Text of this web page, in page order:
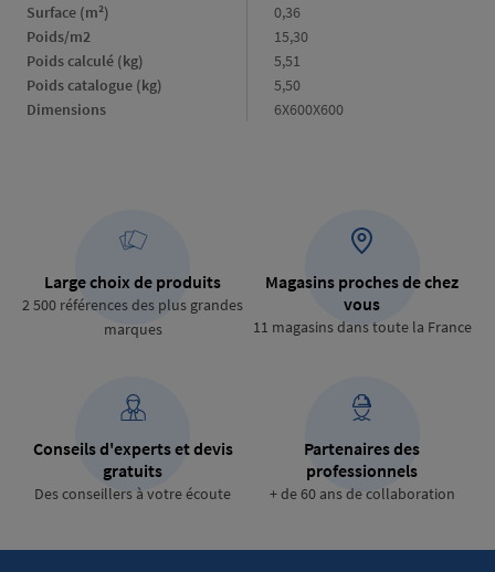
Surface (m²)
Surface
(m²)
0,36
Poids/m2
Poids/m2
15,30
Poids calculé (kg)
Poids
calculé
(kg)
5,51
Poids catalogue (kg)
Poids
catalogue
(kg)
5,50
Dimensions
Dimensions
6X600X600
Large choix de produits
2 500 références des plus grandes
marques
Magasins proches de chez
vous
11 magasins dans toute la France
Conseils d'experts et devis
gratuits
Des conseillers à votre écoute
Partenaires des
professionnels
+ de 60 ans de collaboration